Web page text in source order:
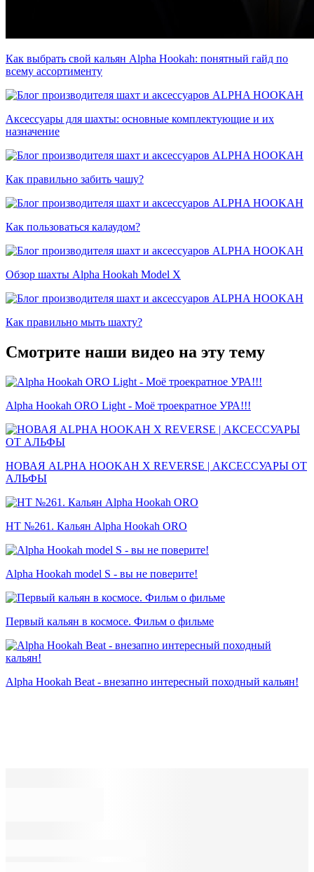
Как выбрать свой кальян Alpha Hookah: понятный гайд по
всему ассортименту
Аксессуары для шахты: основные комплектующие и их
назначение
Как правильно забить чашу?
Как пользоваться калаудом?
Обзор шахты Alpha Hookah Model X
Как правильно мыть шахту?
Смотрите наши видео на эту тему
Alpha Hookah ORO Light - Моё троекратное УРА!!!
НОВАЯ ALPHA HOOKAH X REVERSE | АКСЕССУАРЫ ОТ
АЛЬФЫ
HT №261. Кальян Alpha Hookah ORO
Alpha Hookah model S - вы не поверите!
Первый кальян в космосе. Фильм о фильме
Alpha Hookah Beat - внезапно интересный походный кальян!